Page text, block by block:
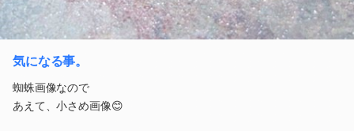
気になる事。
蜘蛛画像なので
あえて、小さめ画像😊